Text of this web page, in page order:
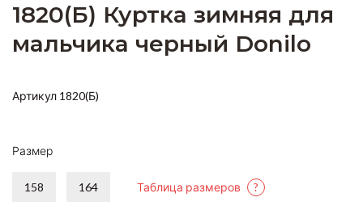
1820(Б) Куртка зимняя для
мальчика черный Donilo
Артикул 1820(Б)
Размер
158 164 Таблица размеров ?